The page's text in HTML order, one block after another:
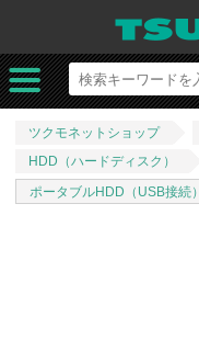
ツクモネットショップ
HDD（ハードディスク）
ポータブルHDD（USB接続）